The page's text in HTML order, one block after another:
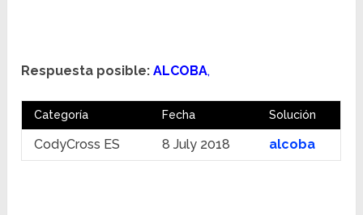
Respuesta posible: ALCOBA,
Categoría Fecha Solución
CodyCross ES 8 July 2018 alcoba